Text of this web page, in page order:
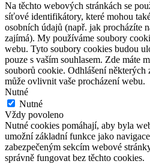
Na těchto webových stránkách se
síťové identifikátory, které mohou
osobních údajů (např. jak procházíte
zajímá). My používáme soubory
webu. Tyto soubory cookies budou
pouze s vaším souhlasem. Zde máte
souborů cookie. Odhlášení některých
může ovlivnit vaše procházení webu.
Nutné
Nutné
Vždy povoleno
Nutné cookies pomáhají, aby byla
umožní základní funkce jako
zabezpečeným sekcím webové
správně fungovat bez těchto cookies.